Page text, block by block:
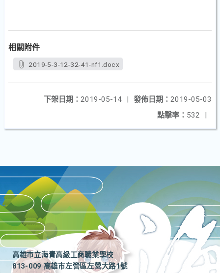
相關附件
2019-5-3-12-32-41-nf1.docx
發佈日期： 2019-05-03
下架日期： 2019-05-14
|
點擊率： 532 |
高雄市立海青高級工商職業學校
813-009 高雄市左營區左營大路1號